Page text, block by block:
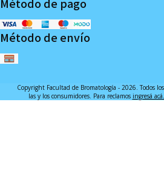
Método de envío
Copyright Facultad de Bromatología - 2026. Todos
las y los consumidores. Para reclamos ingresá acá.